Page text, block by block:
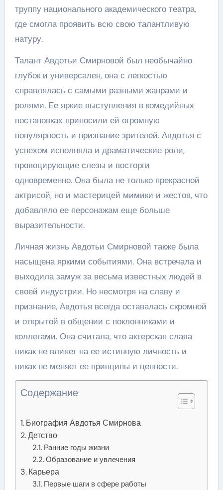
труппу национального академического театра,
где смогла проявить всю свою талантливую
натуру.
Талант Авдотьи Смирновой был необычайно
глубок и универсален, она с легкостью
справлялась с самыми разными жанрами и
ролями. Ее яркие выступления в комедийных
постановках приносили ей огромную
популярность и признание зрителей. Авдотья с
успехом исполняла и драматические роли,
провоцирующие слезы и восторги
одновременно. Она была не только прекрасной
актрисой, но и мастерицей мимики и жестов, что
добавляло ее персонажам еще больше
выразительности.
Личная жизнь Авдотьи Смирновой также была
насыщена яркими событиями. Она встречала и
выходила замуж за весьма известных людей в
своей индустрии. Но несмотря на славу и
признание, Авдотья всегда оставалась скромной
и открытой в общении с поклонниками и
коллегами. Она считала, что актерская слава
никак не влияет на ее истинную личность и
никак не меняет ее принципы и ценности.
Содержание
Биография Авдотья Смирнова
Детство
Ранние годы жизни
Образование и увлечения
Карьера
Первые шаги в сфере работы